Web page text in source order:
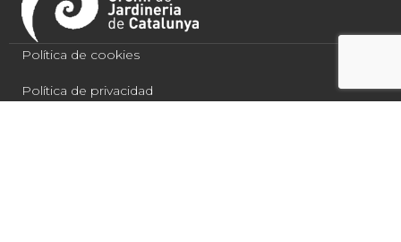
Política de cookies
Política de privacidad